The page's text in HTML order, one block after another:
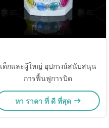
เด็กและผู้ใหญ่ อุปกรณ์สนับสนุน
การฟื้นฟูการปิด
หา ราคา ที่ ดี ที่สุด